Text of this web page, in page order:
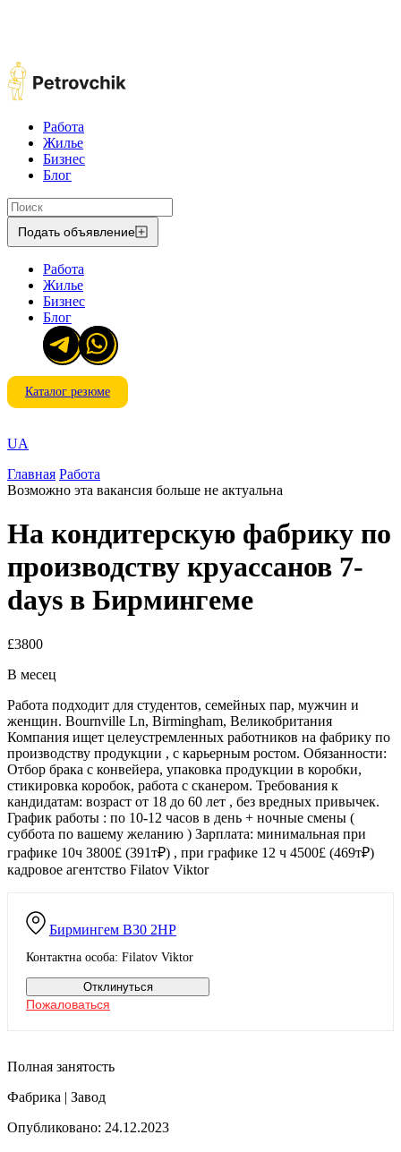
Работа
Жилье
Бизнес
Блог
Подать объявление
Работа
Жилье
Бизнес
Блог
Каталог резюме
UA
Главная Работа
Возможно эта вакансия больше не актуальна
На кондитерскую фабрику по
производству круассанов 7-
days в Бирмингеме
£3800
В месец
Бирмингем B30 2HP
Контактна особа: Filatov Viktor
Отклинуться
Пожаловаться
Работа подходит для студентов, семейных пар, мужчин и
женщин. Bournville Ln, Birmingham, Великобритания
Компания ищет целеустремленных работников на фабрику по
производству продукции , с карьерным ростом. Обязанности:
Отбор брака с конвейера, упаковка продукции в коробки,
стикировка коробок, работа с сканером. Требования к
кандидатам: возраст от 18 до 60 лет , без вредных привычек.
График работы : по 10-12 часов в день + ночные смены (
суббота по вашему желанию ) Зарплата: минимальная при
графике 10ч 3800£ (391т₽) , при графике 12 ч 4500£ (469т₽)
кадровое агентство Filatov Viktor
Полная занятость
Фабрика | Завод
Опубликовано: 24.12.2023